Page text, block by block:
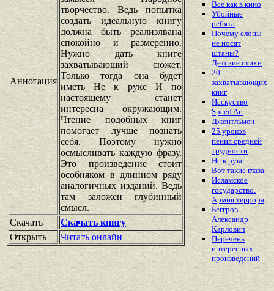
Аннотация
творчество. Ведь попытка
создать идеальную книгу
должна быть реализлвана
спокойно и размеренно.
Нужно дать книге
захватывающий сюжет.
Только тогда она будет
иметь Не к руке И по
настоящему станет
интересна окружающим.
Чтение подобных книг
помогает лучше познать
себя. Поэтому нужно
осмысливать каждую фразу.
Это произведение стоит
особняком в длинном ряду
аналогичных изданий. Ведь
там заложен глубинный
смысл.
Скачать
Скачать книгу
Открыть
Читать онлайн
Все как в кино
Убойные
ребята
Почему слоны
не носят
штаны?
Детские стихи
20
захватывающих
книг
Исскуство
Speed Art
Джентльмен
25 уроков
пения средней
трудности
Не к руке
Вот такие глаза
Исламское
государство.
Армия террора
Беггров
Александр
Карлович
Перечень
интересных
произведений